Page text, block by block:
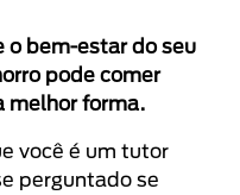
o bem-estar do seu
pode comer
melhor forma.
você é um tutor
perguntado se